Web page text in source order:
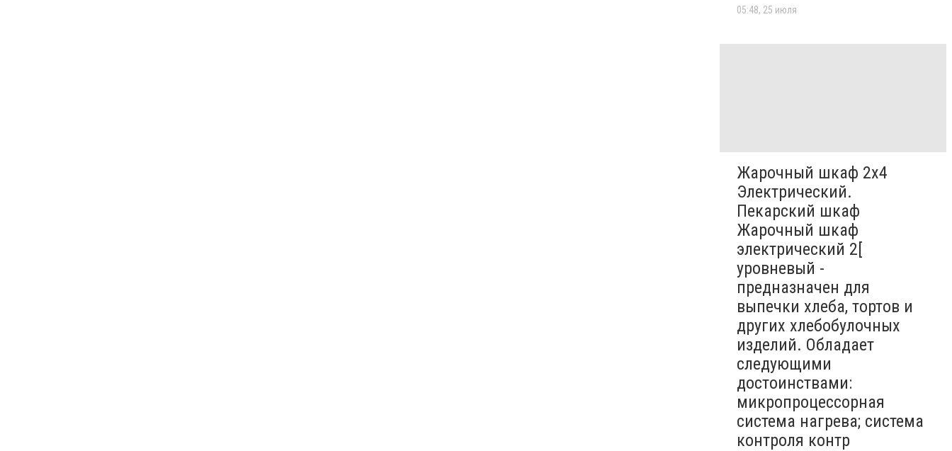
05:48, 25 июля
Жарочный шкаф 2х4
Электрический.
Пекарский шкаф
Жарочный шкаф
электрический 2[
уровневый -
предназначен для
выпечки хлеба, тортов и
других хлебобулочных
изделий. Обладает
следующими
достоинствами:
микропроцессорная
система нагрева; система
контроля контр